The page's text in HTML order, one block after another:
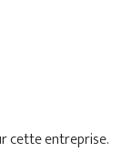
cette entreprise.